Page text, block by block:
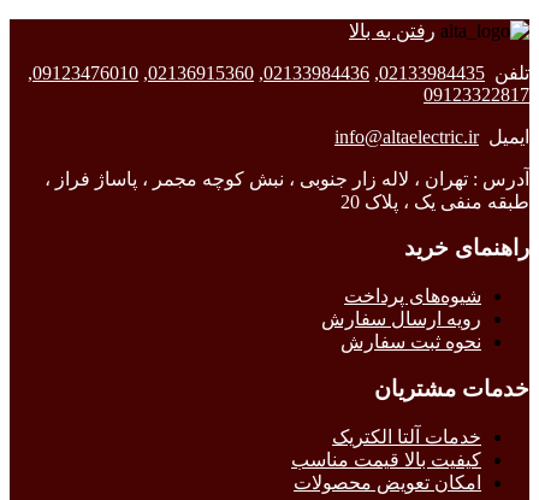
رفتن به بالا
تلفن 02133984435
,
02133984436
,
02136915360
,
09123476010
,
09123322817
ایمیلinfo@altaelectric.ir
آدرس : تهران ، لاله زار جنوبی ، نبش کوچه مجمر ، پاساژ فراز ،
طبقه منفی یک ، پلاک 20
راهنمای خرید
شیوه‌های پرداخت
رویه ارسال سفارش
نحوه ثبت سفارش
خدمات مشتریان
خدمات آلتا الکتریک
کیفیت بالا قیمت مناسب
امکان تعویض محصولات